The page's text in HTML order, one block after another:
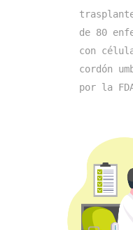
de 80
con
cordón
por la